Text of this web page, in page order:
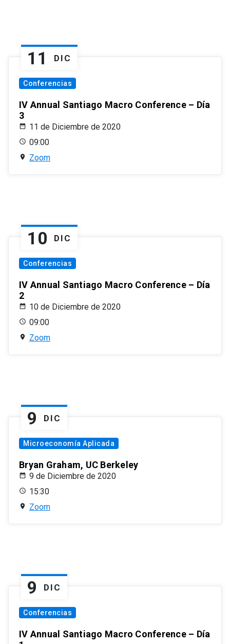
11 DIC
Conferencias
IV Annual Santiago Macro Conference – Día
3
11 de Diciembre de 2020
09:00
Zoom
10 DIC
Conferencias
IV Annual Santiago Macro Conference – Día
2
10 de Diciembre de 2020
09:00
Zoom
9 DIC
Microeconomía Aplicada
Bryan Graham, UC Berkeley
9 de Diciembre de 2020
15:30
Zoom
9 DIC
Conferencias
IV Annual Santiago Macro Conference – Día